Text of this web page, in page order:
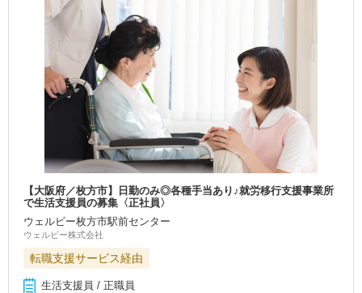
【大阪府／枚方市】日勤のみ◎各種手当あり♪就労移行支援事業所
で生活支援員の募集〈正社員〉
ウェルビー枚方市駅前センター
ウェルビー株式会社
転職支援サービス経由
生活支援員 / 正職員